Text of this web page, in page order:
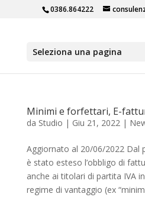
0386.864222
Seleziona una pagina
Minimi e forfettari, E-
da Studio | Giu 21, 2022|
Aggiornato al 20/06/2022 Dal
è stato esteso l’obbligo di
anche ai titolari di partita IVA
regime di vantaggio (ex